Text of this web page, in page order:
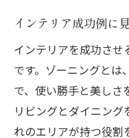
インテリア成功例に
インテリアを成功させ
です。ゾーニングとは
で、使い勝手と美しさ
リビングとダイニン
れのエリアが持つ役割